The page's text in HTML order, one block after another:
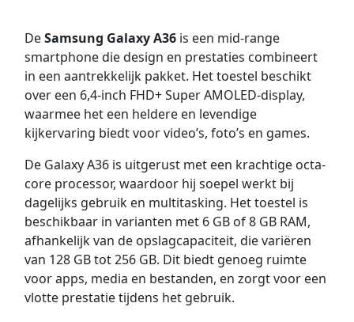
DeSamsung Galaxy A36is een mid-range
smartphone die design en prestaties combineert
in een aantrekkelijk pakket. Het toestel beschikt
over een 6,4-inch FHD+ Super AMOLED-display,
waarmee het een heldere en levendige
kijkervaring biedt voor video’s, foto’s en games.
De Galaxy A36 is uitgerust met een krachtige octa-
core processor, waardoor hij soepel werkt bij
dagelijks gebruik en multitasking. Het toestel is
beschikbaar in varianten met 6 GB of 8 GB RAM,
afhankelijk van de opslagcapaciteit, die variëren
van 128 GB tot 256 GB. Dit biedt genoeg ruimte
voor apps, media en bestanden, en zorgt voor een
vlotte prestatie tijdens het gebruik.